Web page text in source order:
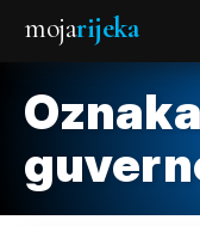
mojarijeka